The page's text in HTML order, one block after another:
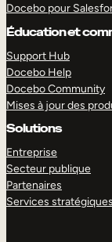
Docebo pour
Éducation et
Support Hub
Docebo Help
Docebo Community
Mises à jour des
Solutions
Entreprise
Secteur publique
Partenaires
Services stratégiques